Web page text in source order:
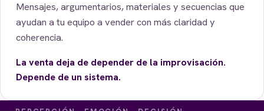
Mensajes, argumentarios, materiales y secuencias que
ayudan a tu equipo a vender con más claridad y
coherencia.
La venta deja de depender de la improvisación.
Depende de un sistema.